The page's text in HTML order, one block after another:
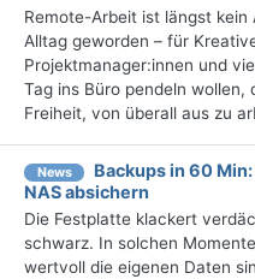
Remote-Arbeit ist längst kein
Alltag geworden – für
Projektmanager:innen und
Tag ins Büro pendeln
Freiheit, von überall aus zu
News
Backups in 60
NAS absichern
Die Festplatte klackert
schwarz. In solchen
wertvoll die eigenen Daten